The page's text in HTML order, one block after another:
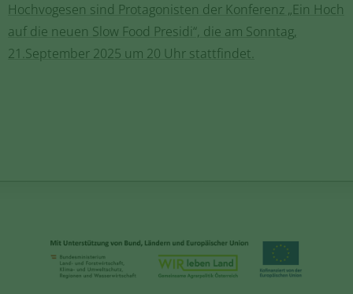
Hochvogesen sind Protagonisten der Konferenz „Ein Hoch
auf die neuen Slow Food Presidi“, die am Sonntag,
21.September 2025 um 20 Uhr stattfindet.